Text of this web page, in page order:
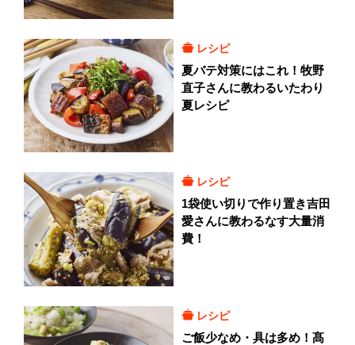
レシピ
夏バテ対策にはこれ！牧野
直子さんに教わるいたわり
夏レシピ
レシピ
1袋使い切りで作り置き吉田
愛さんに教わるなす大量消
費！
レシピ
ご飯少なめ・具は多め！髙